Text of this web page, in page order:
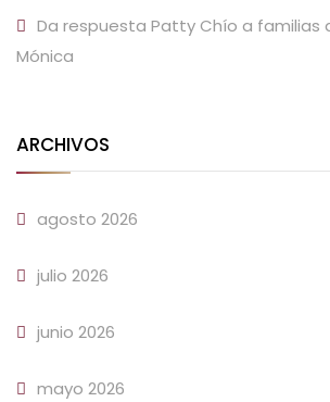
Da respuesta Patty Chío a familias
Mónica
ARCHIVOS
agosto 2026
julio 2026
junio 2026
mayo 2026